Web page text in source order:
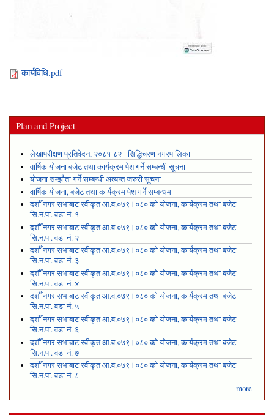
कार्यविधि.pdf
Plan and Project
लेखापरीक्षण प्रतिवेदन, २०८१-८२ - सिद्धिचरण नगरपालिका
वार्षिक योजना बजेट तथा कार्यक्रम पेश गर्ने सम्बन्धी सूचना
योजना सम्झौता गर्ने सम्बन्धी अत्यन्त जरुरी सूचना
वार्षिक योजना, बजेट तथा कार्यक्रम पेश गर्ने सम्बन्धमा
दशौँ नगर सभाबाट स्वीकृत आ.व.०७९।०८० को योजना, कार्यक्रम तथा बजेट
सि.न.पा. वडा नं. १
दशौँ नगर सभाबाट स्वीकृत आ.व.०७९।०८० को योजना, कार्यक्रम तथा बजेट
सि.न.पा. वडा नं. २
दशौँ नगर सभाबाट स्वीकृत आ.व.०७९।०८० को योजना, कार्यक्रम तथा बजेट
सि.न.पा. वडा नं. ३
दशौँ नगर सभाबाट स्वीकृत आ.व.०७९।०८० को योजना, कार्यक्रम तथा बजेट
सि.न.पा. वडा नं. ४
दशौँ नगर सभाबाट स्वीकृत आ.व.०७९।०८० को योजना, कार्यक्रम तथा बजेट
सि.न.पा. वडा नं. ५
दशौँ नगर सभाबाट स्वीकृत आ.व.०७९।०८० को योजना, कार्यक्रम तथा बजेट
सि.न.पा. वडा नं. ६
दशौँ नगर सभाबाट स्वीकृत आ.व.०७९।०८० को योजना, कार्यक्रम तथा बजेट
सि.न.पा. वडा नं. ७
दशौँ नगर सभाबाट स्वीकृत आ.व.०७९।०८० को योजना, कार्यक्रम तथा बजेट
सि.न.पा. वडा नं. ८
more